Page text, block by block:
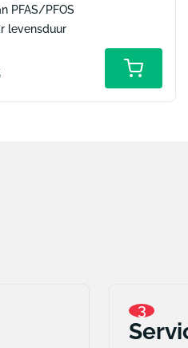
PFAS/PFOS
levensduur
3